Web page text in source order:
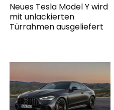
Neues Tesla Model Y wird
mit unlackierten
Türrahmen ausgeliefert